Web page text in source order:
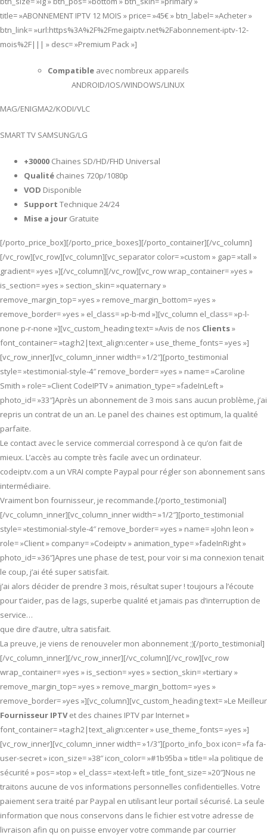
title= »ABONNEMENT IPTV 12 MOIS » price= »45€ » btn_label= »Acheter »
btn_link= »url:https%3A%2F%2Fmegaiptv.net%2Fabonnement-iptv-12-
mois%2F||| » desc= »Premium Pack »]
Compatible avec nombreux appareils
ANDROID/IOS/WINDOWS/LINUX
MAG/ENIGMA2/KODI/VLC
SMART TV SAMSUNG/LG
+30000 Chaines SD/HD/FHD Universal
Qualité chaines 720p/1080p
VOD Disponible
Support Technique 24/24
Mise a jour Gratuite
[/porto_price_box][/porto_price_boxes][/porto_container][/vc_column]
[/vc_row][vc_row][vc_column][vc_separator color= »custom » gap= »tall »
gradient= »yes »][/vc_column][/vc_row][vc_row wrap_container= »yes »
is_section= »yes » section_skin= »quaternary »
remove_margin_top= »yes » remove_margin_bottom= »yes »
remove_border= »yes » el_class= »p-b-md »][vc_column el_class= »p-l-
none p-r-none »][vc_custom_heading text= »Avis de nos Clients»
font_container= »tag:h2|text_align:center » use_theme_fonts= »yes »]
[vc_row_inner][vc_column_inner width= »1/2″][porto_testimonial
style= »testimonial-style-4″ remove_border= »yes » name= »Caroline
Smith » role= »Client CodeIPTV » animation_type= »fadeInLeft »
photo_id= »33″]Après un abonnement de 3 mois sans aucun problème, j’ai
repris un contrat de un an. Le panel des chaines est optimum, la qualité
parfaite.
Le contact avec le service commercial correspond à ce qu’on fait de
mieux. L’accès au compte très facile avec un ordinateur.
codeiptv.com a un VRAI compte Paypal pour régler son abonnement sans
intermédiaire.
Vraiment bon fournisseur, je recommande.[/porto_testimonial]
[/vc_column_inner][vc_column_inner width= »1/2″][porto_testimonial
style= »testimonial-style-4″ remove_border= »yes » name= »John leon »
role= »Client » company= »Codeiptv » animation_type= »fadeInRight »
photo_id= »36″]Apres une phase de test, pour voir si ma connexion tenait
le coup, j’ai été super satisfait.
j’ai alors décider de prendre 3 mois, résultat super ! toujours a l’écoute
pour t’aider, pas de lags, superbe qualité et jamais pas d’interruption de
service…
que dire d’autre, ultra satisfait.
La preuve, je viens de renouveler mon abonnement ;)[/porto_testimonial]
[/vc_column_inner][/vc_row_inner][/vc_column][/vc_row][vc_row
wrap_container= »yes » is_section= »yes » section_skin= »tertiary »
remove_margin_top= »yes » remove_margin_bottom= »yes »
remove_border= »yes »][vc_column][vc_custom_heading text= »Le Meilleur
Fournisseur IPTVet des chaines IPTV par Internet »
font_container= »tag:h2|text_align:center » use_theme_fonts= »yes »]
[vc_row_inner][vc_column_inner width= »1/3″][porto_info_box icon= »fa fa-
user-secret » icon_size= »38″ icon_color= »#1b95ba » title= »la politique de
sécurité » pos= »top » el_class= »text-left » title_font_size= »20″]Nous ne
traitons aucune de vos informations personnelles confidentielles. Votre
paiement sera traité par Paypal en utilisant leur portail sécurisé. La seule
information que nous conservons dans le fichier est votre adresse de
livraison afin qu on puisse envoyer votre commande par courrier